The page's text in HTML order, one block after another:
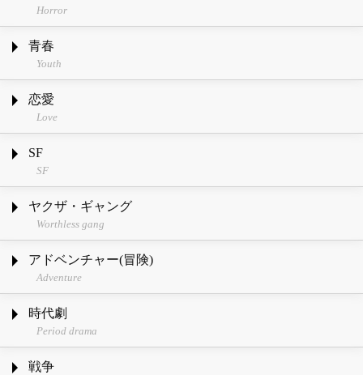
Horror
青春
Youth
恋愛
Love
SF
SF
ヤクザ・ギャング
Worthless gang
アドベンチャー(冒険)
Adventure
時代劇
Period drama
戦争